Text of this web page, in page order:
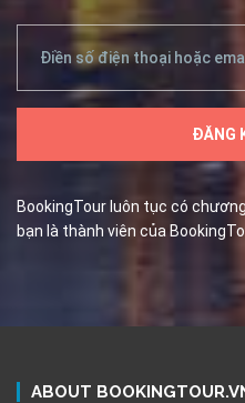
BookingTour luôn tục có
bạn là thành viên của
ABOUT